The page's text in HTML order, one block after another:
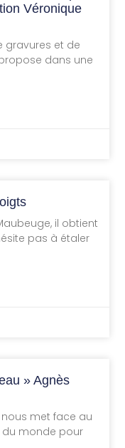
Véronique
gravures et de
dans une
il obtient
pas à étaler
» Agnès
met face au
du monde pour